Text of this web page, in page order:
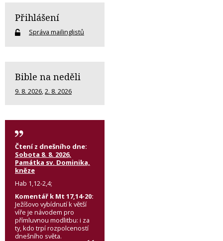
Přihlášení
Správa mailinglistů
Bible na neděli
9. 8. 2026,2. 8. 2026
Čtení z dnešního dne:
Sobota 8. 8. 2026,
Památka sv. Dominika,
kněze
Hab 1,12-2,4;
Komentář k Mt 17,14-20:
Ježíšovo vybídnutí k větší
víře je návodem pro
přímluvnou modlitbu: i za
ty, kdo trpí rozpolceností
dnešního světa.